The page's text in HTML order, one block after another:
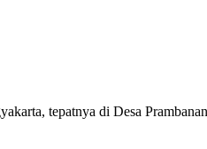
tepatnya di Desa